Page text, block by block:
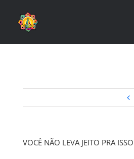
VOCÊ NÃO LEVA JEITO PRA ISSO